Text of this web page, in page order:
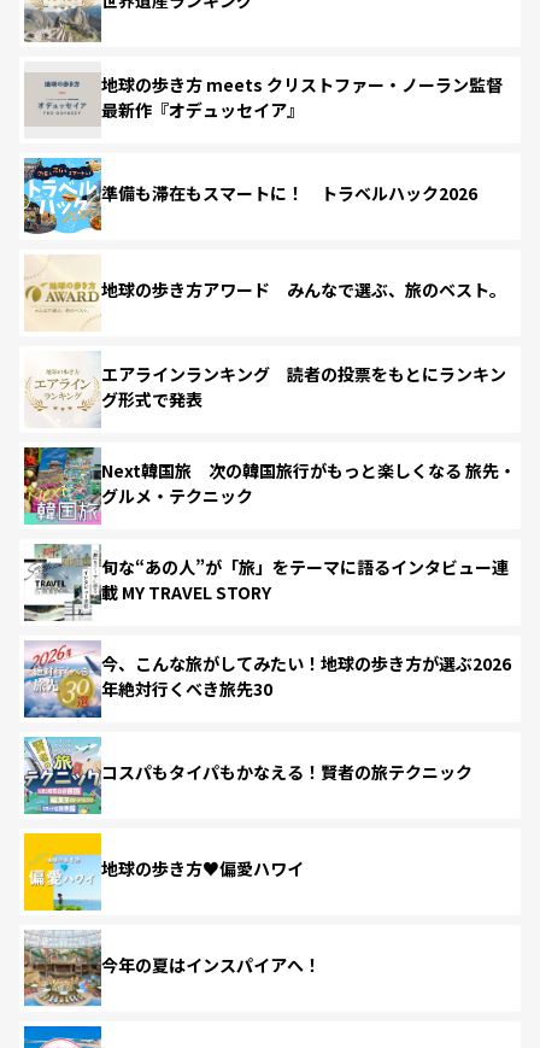
地球の歩き方 meets クリストファー・ノーラン監督
最新作『オデュッセイア』
準備も滞在もスマートに！ トラベルハック2026
地球の歩き方アワード みんなで選ぶ、旅のベスト。
エアラインランキング 読者の投票をもとにランキン
グ形式で発表
Next韓国旅 次の韓国旅行がもっと楽しくなる 旅先・
グルメ・テクニック
旬な“あの人”が「旅」をテーマに語るインタビュー連
載 MY TRAVEL STORY
今、こんな旅がしてみたい！地球の歩き方が選ぶ2026
年絶対行くべき旅先30
コスパもタイパもかなえる！賢者の旅テクニック
地球の歩き方♥偏愛ハワイ
今年の夏はインスパイアへ！